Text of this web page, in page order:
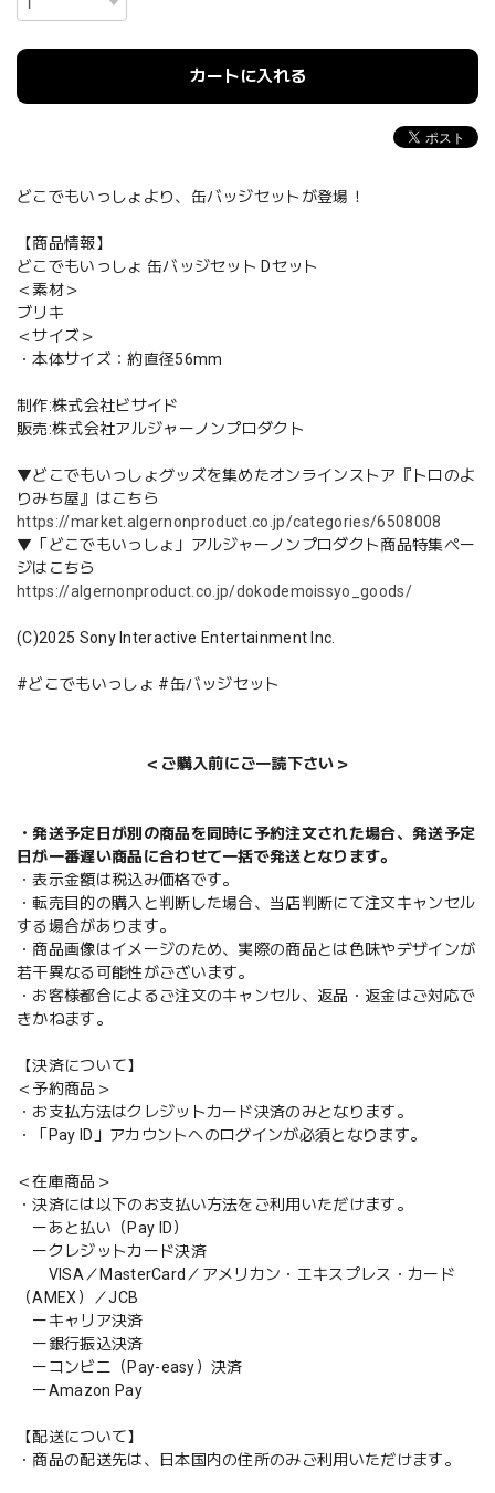
カートに入れる
どこでもいっしょより、缶バッジセットが登場！
【商品情報】
どこでもいっしょ 缶バッジセット Dセット
＜素材＞
ブリキ
＜サイズ＞
・本体サイズ：約直径56mm
制作:株式会社ビサイド
販売:株式会社アルジャーノンプロダクト
▼どこでもいっしょグッズを集めたオンラインストア『トロのよ
りみち屋』はこちら
https://market.algernonproduct.co.jp/categories/6508008
▼「どこでもいっしょ」アルジャーノンプロダクト商品特集ペー
ジはこちら
https://algernonproduct.co.jp/dokodemoissyo_goods/
(C)2025 Sony Interactive Entertainment Inc.
#どこでもいっしょ #缶バッジセット
＜ご購入前にご一読下さい＞
・発送予定日が別の商品を同時に予約注文された場合、発送予定
日が一番遅い商品に合わせて一括で発送となります。
・表示金額は税込み価格です。
・転売目的の購入と判断した場合、当店判断にて注文キャンセル
する場合があります。
・商品画像はイメージのため、実際の商品とは色味やデザインが
若干異なる可能性がございます。
・お客様都合によるご注文のキャンセル、返品・返金はご対応で
きかねます。
【決済について】
＜予約商品＞
・お支払方法はクレジットカード決済のみとなります。
・「Pay ID」アカウントへのログインが必須となります。
＜在庫商品＞
・決済には以下のお支払い方法をご利用いただけます。
ーあと払い（Pay ID）
ークレジットカード決済
VISA／MasterCard／アメリカン・エキスプレス・カード
（AMEX）／JCB
ーキャリア決済
ー銀行振込決済
ーコンビニ（Pay-easy）決済
ーAmazon Pay
【配送について】
・商品の配送先は、日本国内の住所のみご利用いただけます。